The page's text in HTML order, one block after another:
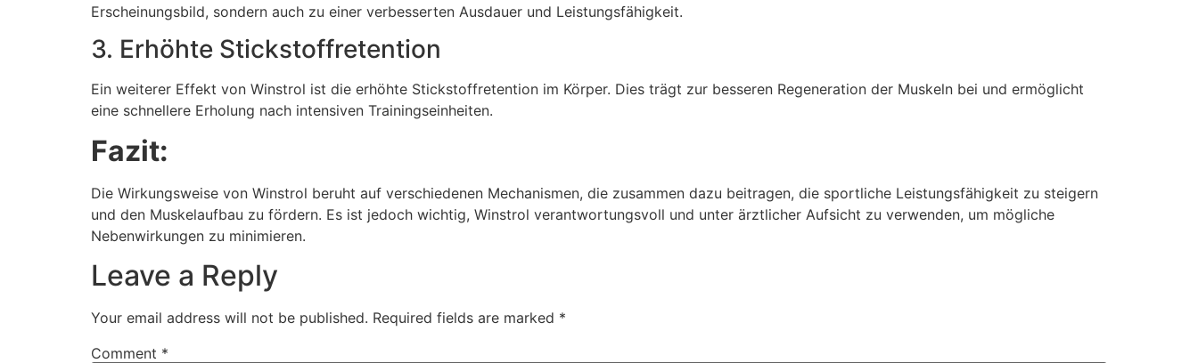
Erscheinungsbild, sondern auch zu einer verbesserten Ausdauer und Leistungsfähigkeit.
3. Erhöhte Stickstoffretention
Ein weiterer Effekt von Winstrol ist die erhöhte Stickstoffretention im Körper. Dies trägt zur besseren Regeneration der Muskeln bei und ermöglicht
eine schnellere Erholung nach intensiven Trainingseinheiten.
Fazit:
Die Wirkungsweise von Winstrol beruht auf verschiedenen Mechanismen, die zusammen dazu beitragen, die sportliche Leistungsfähigkeit zu steigern
und den Muskelaufbau zu fördern. Es ist jedoch wichtig, Winstrol verantwortungsvoll und unter ärztlicher Aufsicht zu verwenden, um mögliche
Nebenwirkungen zu minimieren.
Leave a Reply
Your email address will not be published. Required fields are marked *
Comment *